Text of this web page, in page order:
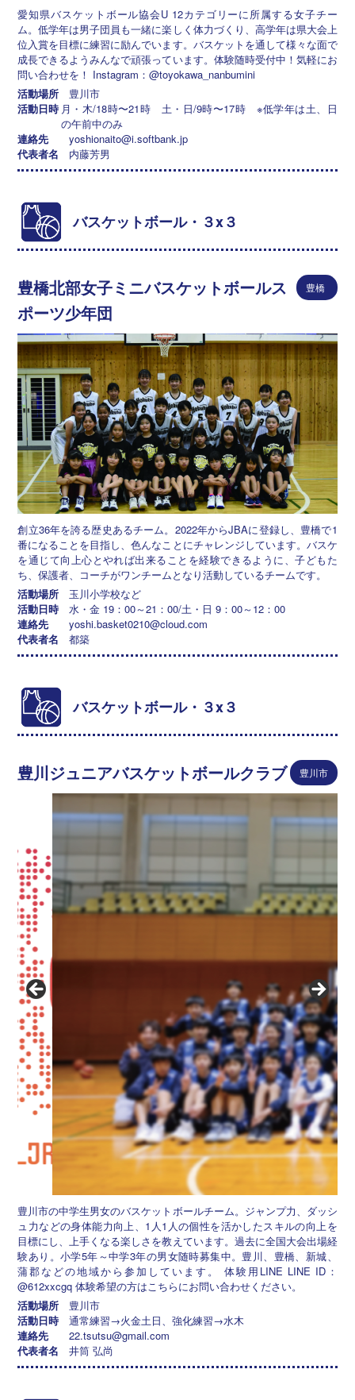
愛知県バスケットボール協会U 12カテゴリーに所属する女子チー
ム。低学年は男子団員も一緒に楽しく体力づくり、高学年は県大会上
位入賞を目標に練習に励んでいます。バスケットを通して様々な面で
成長できるようみんなで頑張っています。体験随時受付中！気軽にお
問い合わせを！ Instagram：@toyokawa_nanbumini
活動場所
豊川市
活動日時 月・木/18時〜21時 土・日/9時〜17時 ※低学年は土、日
の午前中のみ
連絡先
yoshionaito@i.softbank.jp
代表者名
内藤芳男
バスケットボール・３x３
豊橋北部女子ミニバスケットボールス
ポーツ少年団
豊橋
創立36年を誇る歴史あるチーム。2022年からJBAに登録し、豊橋で1
番になることを目指し、色んなことにチャレンジしています。バスケ
を通じて向上心とやれば出来ることを経験できるように、子どもた
ち、保護者、コーチがワンチームとなり活動しているチームです。
活動場所
玉川小学校など
活動日時
水・金 19：00～21：00/土・日 9：00～12：00
連絡先
yoshi.basket0210@cloud.com
代表者名
都築
バスケットボール・３x３
豊川ジュニアバスケットボールクラブ 豊川市
豊川市の中学生男女のバスケットボールチーム。ジャンプ力、ダッシ
ュ力などの身体能力向上、1人1人の個性を活かしたスキルの向上を
目標にし、上手くなる楽しさを教えています。過去に全国大会出場経
験あり。小学5年～中学3年の男女随時募集中。豊川、豊橋、新城、
蒲郡などの地域から参加しています。 体験用LINE LINE ID：
@612xxcgq 体験希望の方はこちらにお問い合わせください。
活動場所
豊川市
活動日時
通常練習→火金土日、強化練習→水木
連絡先
22.tsutsu@gmail.com
代表者名
井筒 弘尚